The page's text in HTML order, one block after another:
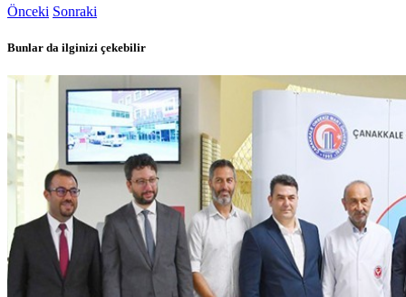
Önceki Sonraki
Bunlar da ilginizi çekebilir